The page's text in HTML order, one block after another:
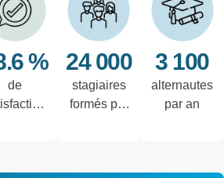
%
de
24 000
stagiaires
formés par
3 100
alternautes
par an